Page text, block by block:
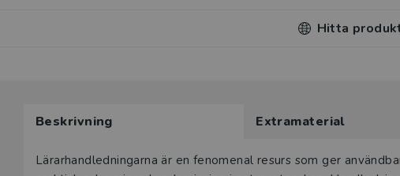
Hitta
Beskrivning Extramaterial
Lärarhandledningarna är en fenomenal resurs som ger